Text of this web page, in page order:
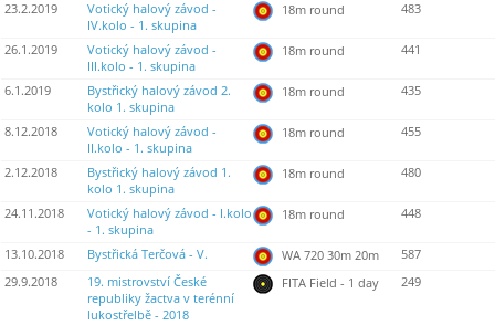
23.2.2019
Votický halový závod -
IV.kolo - 1. skupina
18m round 483
26.1.2019
Votický halový závod -
III.kolo - 1. skupina
18m round 441
6.1.2019
Bystřický halový závod 2.
kolo 1. skupina
18m round 435
8.12.2018
Votický halový závod -
II.kolo - 1. skupina
18m round 455
2.12.2018
Bystřický halový závod 1.
kolo 1. skupina
18m round 480
24.11.2018
Votický halový závod - I.kolo
- 1. skupina
18m round 448
13.10.2018 Bystřická Terčová - V. WA 720 30m 20m
587
29.9.2018
19. mistrovství České
republiky žactva v terénní
lukostřelbě - 2018
FITA Field - 1 day 249